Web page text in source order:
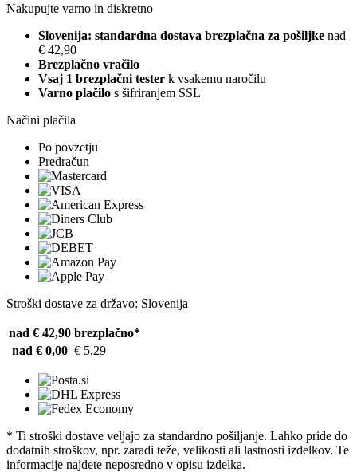
Nakupujte varno in diskretno
Slovenija: standardna dostava brezplačna za pošiljke nad
€ 42,90
Brezplačno vračilo
Vsaj 1 brezplačni tester k vsakemu naročilu
Varno plačilo s šifriranjem SSL
Načini plačila
Po povzetju
Predračun
Stroški dostave za državo: Slovenija
nad € 42,90 brezplačno*
nad € 0,00 € 5,29
* Ti stroški dostave veljajo za standardno pošiljanje. Lahko pride do
dodatnih stroškov, npr. zaradi teže, velikosti ali lastnosti izdelkov. Te
informacije najdete neposredno v opisu izdelka.